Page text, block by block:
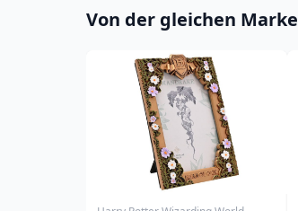
Von der gleichen Marke